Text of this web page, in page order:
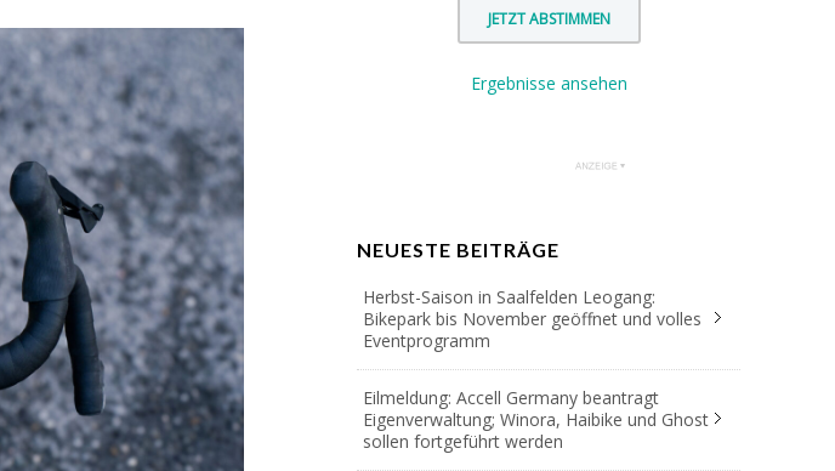
Ergebnisse ansehen
NEUESTE BEITRÄGE
Herbst-Saison in Saalfelden Leogang:
Bikepark bis November geöffnet und volles
Eventprogramm
Eilmeldung: Accell Germany beantragt
Eigenverwaltung; Winora, Haibike und Ghost
sollen fortgeführt werden